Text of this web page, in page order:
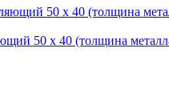
50 x 40 (толщина